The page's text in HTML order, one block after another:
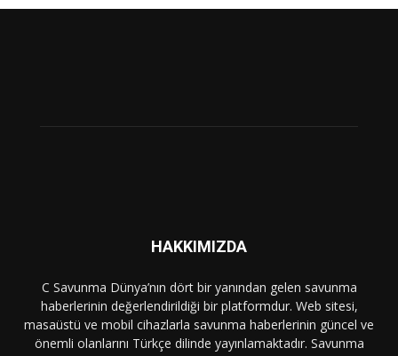
HAKKIMIZDA
C Savunma Dünya’nın dört bir yanından gelen savunma
haberlerinin değerlendirildiği bir platformdur. Web sitesi,
masaüstü ve mobil cihazlarla savunma haberlerinin güncel ve
önemli olanlarını Türkçe dilinde yayınlamaktadır. Savunma